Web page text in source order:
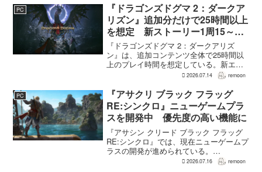
各プ...
PC
『ドラゴンズドグマ 2：ダークア
リズン』追加分だけで25時間以上
を想定 新ストーリー1周15～20
時間、12種ダンジョンは各30分
～1時間
『ドラゴンズドグマ 2：ダークアリズ
ン』は、追加コンテンツ全体で25時間以
上のプレイ時間を想定している。新エリ
ア「ノルガン」で展開されるメインシナ
追加される12種類のユニークダンジョン
「忘れられた試...
2026.07.14 remoon
PC
『アサクリ ブラック フラッグ
RE:シンクロ』ニューゲームプラ
スを開発中 優先度の高い機能に
『アサシン クリード ブラック フラッグ
RE:シンクロ』では、現在ニューゲームプ
ラスの開発が進められている。
GamesRadar+によると、ゲームディレク
2026.07.16 remoon